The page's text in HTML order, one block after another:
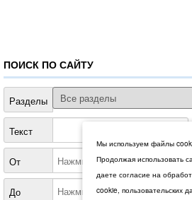
ПОИСК ПО САЙТУ
Разделы
Текст
От
До
Мы используем файлы
Продолжая использовать
даете согласие на
cookie, пользовательских